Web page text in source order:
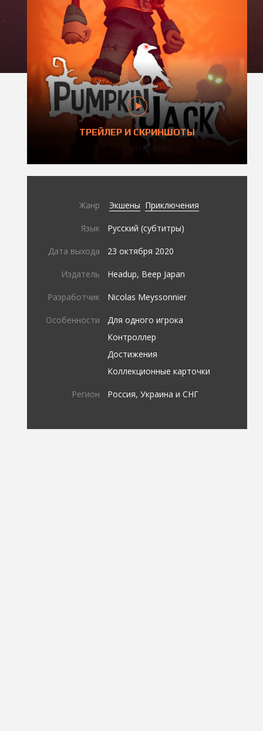
ТРЕЙЛЕР И СКРИНШОТЫ
Жанр Экшены Приключения
Язык Русский (субтитры)
Дата выхода 23 октября 2020
Издатель Headup, Beep Japan
Разработчик Nicolas Meyssonnier
Особенности
Для одного игрока
Контроллер
Достижения
Коллекционные карточки
Регион Россия, Украина и СНГ